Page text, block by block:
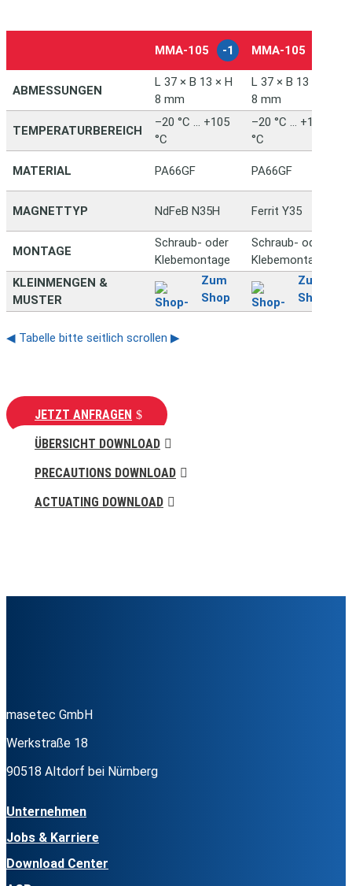
MMA‑105 -1 MMA‑105
ABMESSUNGEN
L 37 × B 13 × H
8 mm
L 37 × B 13 × H
8 mm
TEMPERATURBEREICH
–20 °C … +105
°C
–20 °C … +105
°C
MATERIAL PA66GF PA66GF
MAGNETTYP NdFeB N35H Ferrit Y35
MONTAGE
Schraub- oder
Klebemontage
Schraub- oder
Klebemontage
KLEINMENGEN &
MUSTER
Zum
Shop
Zum
Shop
◀ Tabelle bitte seitlich scrollen ▶
JETZT ANFRAGEN
ÜBERSICHT DOWNLOAD
PRECAUTIONS DOWNLOAD
ACTUATING DOWNLOAD
masetec GmbH
Werkstraße 18
90518 Altdorf bei Nürnberg
Unternehmen
Jobs & Karriere
Download Center